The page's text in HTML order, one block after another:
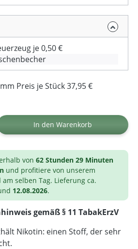
je 0,50 €
Preis je Stück 37,95 €
Gib den gewünschten
In den Warenkorb
von 62 Stunden 29 Minuten
und profitiere von unserem
am selben Tag. Lieferung ca.
12.08.2026.
gemäß § 11 TabakErzV
Nikotin: einen Stoff, der sehr